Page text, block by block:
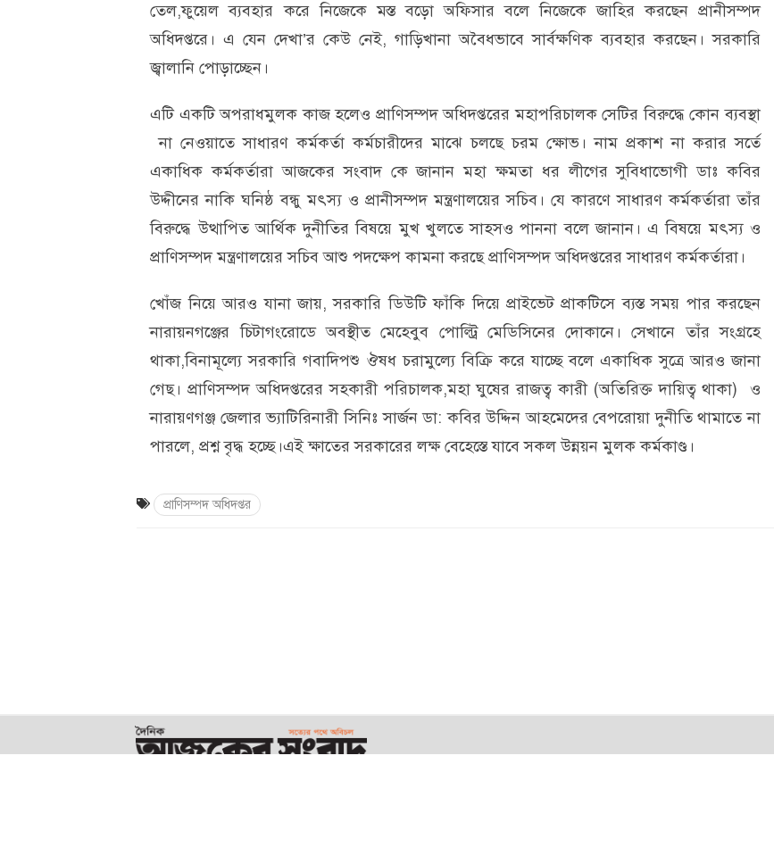
তেল,ফুয়েল ব্যবহার করে নিজেকে মস্ত বড়ো অফিসার বলে নিজেকে জাহির করছেন প্রানীসম্পদ
অধিদপ্তরে। এ যেন দেখা’র কেউ নেই, গাড়িখানা অবৈধভাবে সার্বক্ষণিক ব্যবহার করছেন। সরকারি
জ্বালানি পোড়াচ্ছেন।
এটি একটি অপরাধমুলক কাজ হলেও প্রাণিসম্পদ অধিদপ্তরের মহাপরিচালক সেটির বিরুদ্ধে কোন ব্যবস্থা
না নেওয়াতে সাধারণ কর্মকর্তা কর্মচারীদের মাঝে চলছে চরম ক্ষোভ। নাম প্রকাশ না করার সর্তে
একাধিক কর্মকর্তারা আজকের সংবাদ কে জানান মহা ক্ষমতা ধর লীগের সুবিধাভোগী ডাঃ কবির
উদ্দীনের নাকি ঘনিষ্ঠ বন্ধু মৎস্য ও প্রানীসম্পদ মন্ত্রণালয়ের সচিব। যে কারণে সাধারণ কর্মকর্তারা তাঁর
বিরুদ্ধে উত্থাপিত আর্থিক দুনীতির বিষয়ে মুখ খুলতে সাহসও পাননা বলে জানান। এ বিষয়ে মৎস্য ও
প্রাণিসম্পদ মন্ত্রণালয়ের সচিব আশু পদক্ষেপ কামনা করছে প্রাণিসম্পদ অধিদপ্তরের সাধারণ কর্মকর্তারা।
খোঁজ নিয়ে আরও যানা জায়, সরকারি ডিউটি ফাঁকি দিয়ে প্রাইভেট প্রাকটিসে ব্যস্ত সময় পার করছেন
নারায়নগঞ্জের চিটাগংরোডে অবস্থীত মেহেবুব পোল্ট্রি মেডিসিনের দোকানে। সেখানে তাঁর সংগ্রহে
থাকা,বিনামূল্যে সরকারি গবাদিপশু ঔষধ চরামুল্যে বিক্রি করে যাচ্ছে বলে একাধিক সুত্রে আরও জানা
গেছ। প্রাণিসম্পদ অধিদপ্তরের সহকারী পরিচালক,মহা ঘুষের রাজত্ব কারী (অতিরিক্ত দায়িত্ব থাকা) ও
নারায়ণগঞ্জ জেলার ভ্যাটিরিনারী সিনিঃ সার্জন ডা: কবির উদ্দিন আহমেদের বেপরোয়া দুনীতি থামাতে না
পারলে, প্রশ্ন বৃদ্ধ হচ্ছে।এই ক্ষাতের সরকারের লক্ষ বেহেস্তে যাবে সকল উন্নয়ন মুলক কর্মকাণ্ড।
প্রাণিসম্পদ অধিদপ্তর